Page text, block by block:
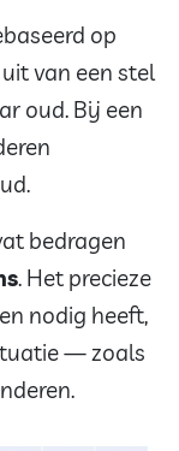
op
van een stel
oud. Bij een
bedragen
. Het precieze
nodig heeft,
— zoals